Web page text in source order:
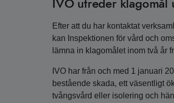
Efter att du har kontaktat
kan Inspektionen för vård och
lämna in klagomålet inom två år
IVO har från och med 1 januari
bestående skada, ett väsentligt
tvångsvård eller isolering och